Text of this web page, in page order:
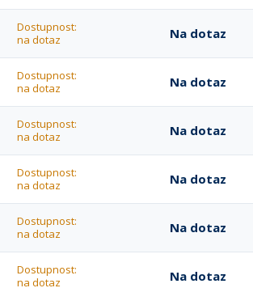
Dostupnost:
na dotaz
Na dotaz
Dostupnost:
na dotaz
Na dotaz
Dostupnost:
na dotaz
Na dotaz
Dostupnost:
na dotaz
Na dotaz
Dostupnost:
na dotaz
Na dotaz
Dostupnost:
na dotaz
Na dotaz